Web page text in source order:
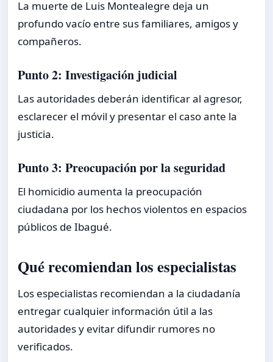
La muerte de Luis Montealegre deja un
profundo vacío entre sus familiares, amigos y
compañeros.
Punto 2: Investigación judicial
Las autoridades deberán identificar al agresor,
esclarecer el móvil y presentar el caso ante la
justicia.
Punto 3: Preocupación por la seguridad
El homicidio aumenta la preocupación
ciudadana por los hechos violentos en espacios
públicos de Ibagué.
Qué recomiendan los especialistas
Los especialistas recomiendan a la ciudadanía
entregar cualquier información útil a las
autoridades y evitar difundir rumores no
verificados.